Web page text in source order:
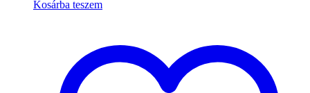
Kosárba teszem